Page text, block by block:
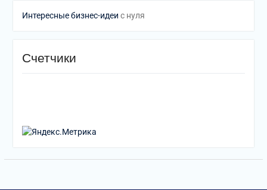
Интересные бизнес-идеи с нуля
Счетчики